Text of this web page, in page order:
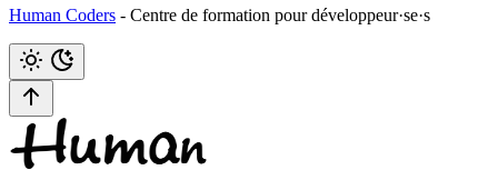
Human Coders - Centre de formation pour développeur·se·s